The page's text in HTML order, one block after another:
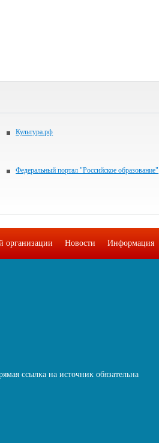
Культура.рф
Федеральный портал "Российское образование"
организации Новости Информация
ссылка на источник обязательна